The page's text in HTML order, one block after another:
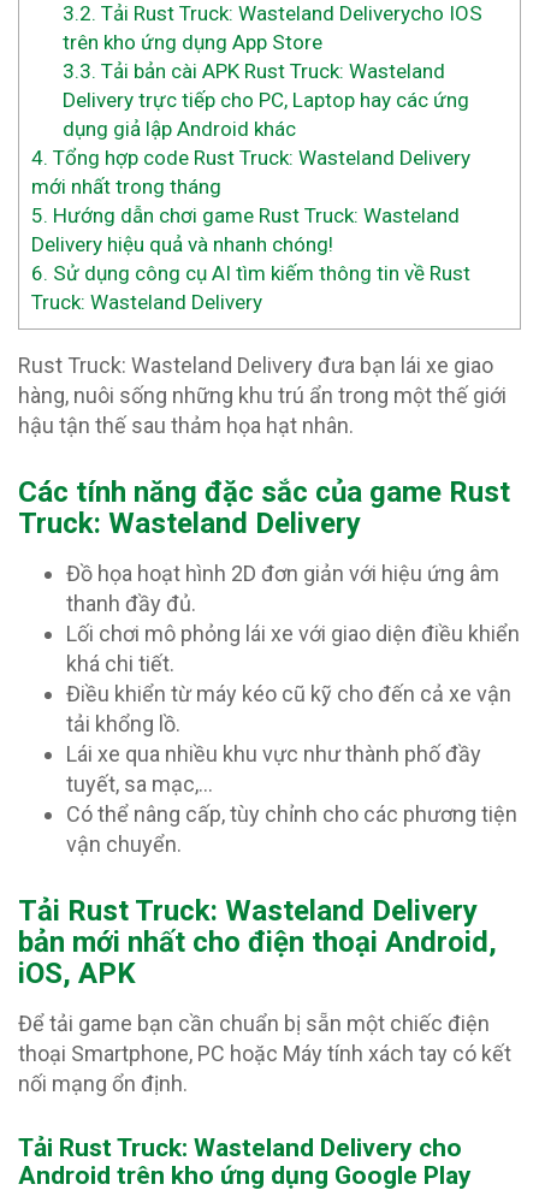
3.2. Tải Rust Truck: Wasteland Deliverycho IOS
trên kho ứng dụng App Store
3.3. Tải bản cài APK Rust Truck: Wasteland
Delivery trực tiếp cho PC, Laptop hay các ứng
dụng giả lập Android khác
4. Tổng hợp code Rust Truck: Wasteland Delivery
mới nhất trong tháng
5. Hướng dẫn chơi game Rust Truck: Wasteland
Delivery hiệu quả và nhanh chóng!
6. Sử dụng công cụ AI tìm kiếm thông tin về Rust
Truck: Wasteland Delivery
Rust Truck: Wasteland Delivery đưa bạn lái xe giao
hàng, nuôi sống những khu trú ẩn trong một thế giới
hậu tận thế sau thảm họa hạt nhân.
Các tính năng đặc sắc của game Rust
Truck: Wasteland Delivery
Đồ họa hoạt hình 2D đơn giản với hiệu ứng âm
thanh đầy đủ.
Lối chơi mô phỏng lái xe với giao diện điều khiển
khá chi tiết.
Điều khiển từ máy kéo cũ kỹ cho đến cả xe vận
tải khổng lồ.
Lái xe qua nhiều khu vực như thành phố đầy
tuyết, sa mạc,…
Có thể nâng cấp, tùy chỉnh cho các phương tiện
vận chuyển.
Tải Rust Truck: Wasteland Delivery
bản mới nhất cho điện thoại Android,
iOS, APK
Để tải game bạn cần chuẩn bị sẵn một chiếc điện
thoại Smartphone, PC hoặc Máy tính xách tay có kết
nối mạng ổn định.
Tải Rust Truck: Wasteland Delivery cho
Android trên kho ứng dụng Google Play